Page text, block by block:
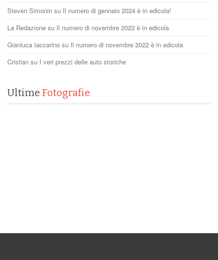
Steven Simonin su Il numero di gennaio 2024 è in edicola!
La Redazione su Il numero di novembre 2022 è in edicola
Gianluca Iaccarino su Il numero di novembre 2022 è in edicola
Cristian su I veri prezzi delle auto storiche
Ultime Fotografie